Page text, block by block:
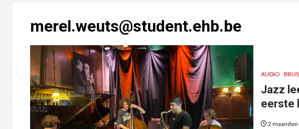
merel.weuts@student.ehb.be
AUDIO
Jazz
eerste
2